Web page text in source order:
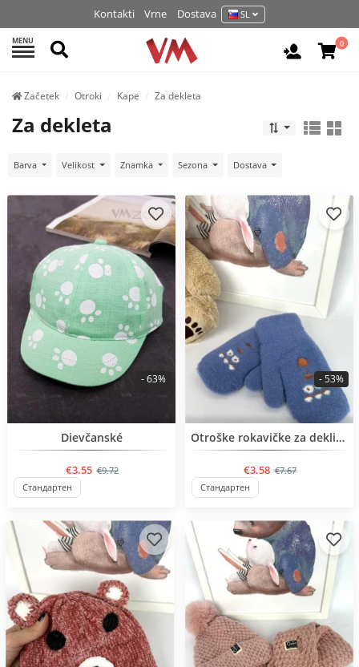
Kontakti Vrne Dostava SL
MENU Išči Prijava /
0
Začetek Otroki Kape Za dekleta
Za dekleta
Barva Velikost Znamka Sezona Dostava
BESTSELLER
Dievčanské
€3.55 €9.72
- 63%
Стандартен
BESTSELLEROtroške rokavičke za deklice od 1 do 3 let
€3.58 €7.67
- 53%
Стандартен